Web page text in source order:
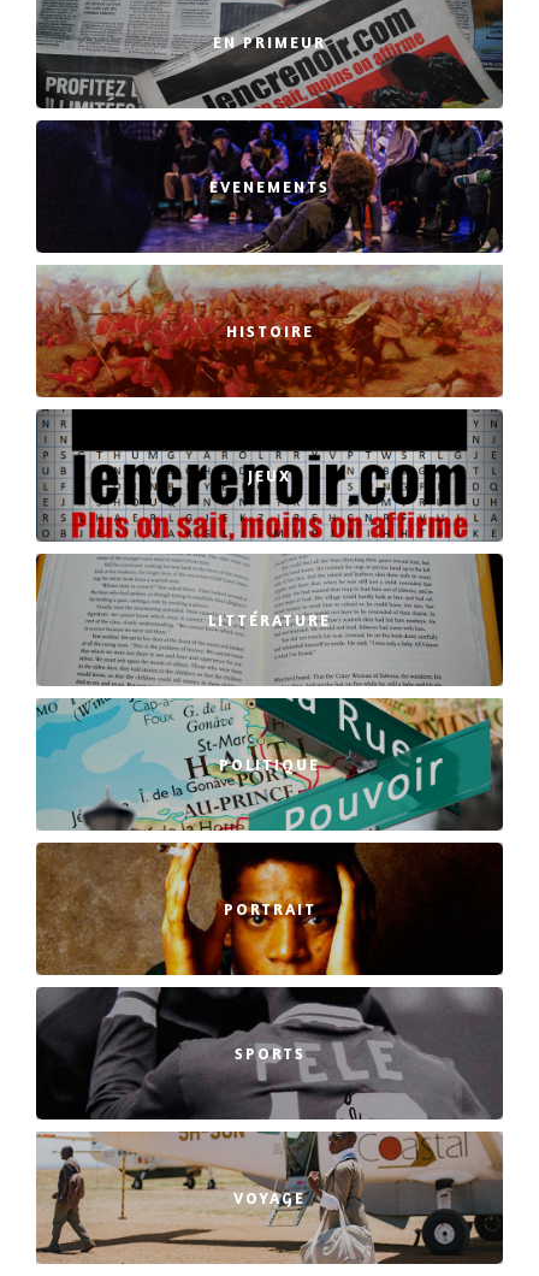
EN PRIMEUR
EVENEMENTS
HISTOIRE
JEUX
LITTÉRATURE
POLITIQUE
PORTRAIT
SPORTS
VOYAGE